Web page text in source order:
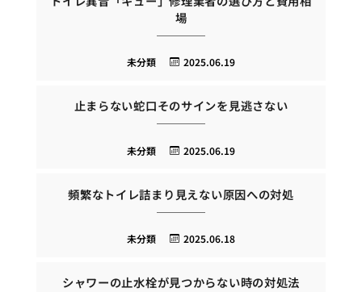
場
2025.06.19
未分類
止まらない蛇口そのサインを見逃さない
2025.06.19
未分類
頻繁なトイレ詰まり見えない原因への対処
2025.06.18
未分類
シャワーの止水栓が見つからない時の対処法